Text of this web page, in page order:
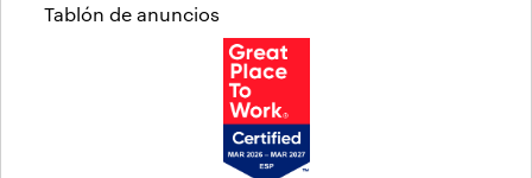
Tablón de anuncios